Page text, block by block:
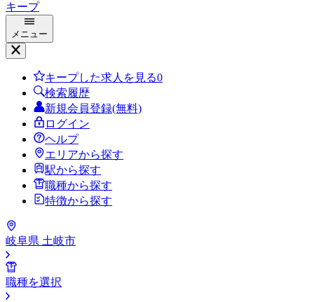
キープ
メニュー
キープした求人を見る0
検索履歴
新規会員登録(無料)
ログイン
ヘルプ
エリアから探す
駅から探す
職種から探す
特徴から探す
岐阜県 土岐市
職種を選択